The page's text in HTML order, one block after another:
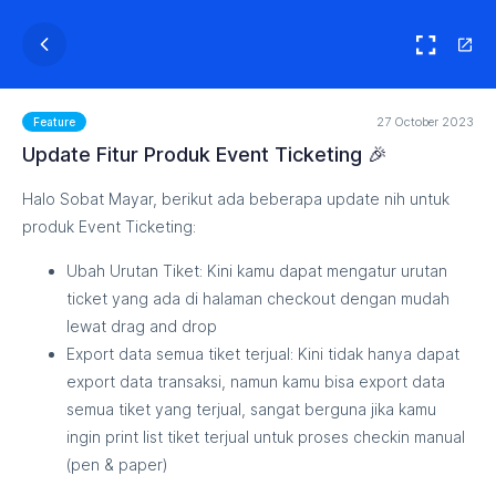
Feature 27 October 2023
Update Fitur Produk Event Ticketing 🎉
Halo Sobat Mayar, berikut ada beberapa update nih untuk
produk Event Ticketing:
Ubah Urutan Tiket: Kini kamu dapat mengatur urutan
ticket yang ada di halaman checkout dengan mudah
lewat drag and drop
Export data semua tiket terjual: Kini tidak hanya dapat
export data transaksi, namun kamu bisa export data
semua tiket yang terjual, sangat berguna jika kamu
ingin print list tiket terjual untuk proses checkin manual
(pen & paper)